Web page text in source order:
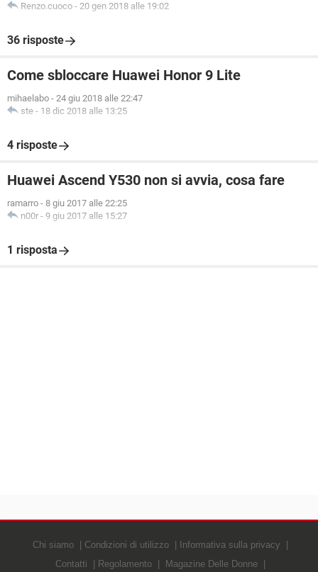
Renzo.cuoco - 20 gen 2018 alle 19:02
36 risposte
Come sbloccare Huawei Honor 9 Lite
mihaelabo - 24 giu 2018 alle 22:47
ste - 18 dic 2018 alle 13:25
4 risposte
Huawei Ascend Y530 non si avvia, cosa fare
ramarro - 8 giu 2017 alle 22:25
n00r - 9 giu 2017 alle 15:27
1 risposta
Chi siamo Condizioni di utilizzo
Informativa sulla privacy
Contatti
Regolamento Magazine Delle Donne